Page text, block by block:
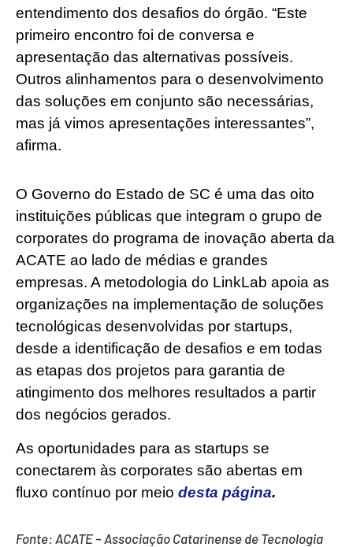
entendimento dos desafios do órgão. “Este
primeiro encontro foi de conversa e
apresentação das alternativas possíveis.
Outros alinhamentos para o desenvolvimento
das soluções em conjunto são necessárias,
mas já vimos apresentações interessantes”,
afirma.
O Governo do Estado de SC é uma das oito
instituições públicas que integram o grupo de
corporates do programa de inovação aberta da
ACATE ao lado de médias e grandes
empresas. A metodologia do LinkLab apoia as
organizações na implementação de soluções
tecnológicas desenvolvidas por startups,
desde a identificação de desafios e em todas
as etapas dos projetos para garantia de
atingimento dos melhores resultados a partir
dos negócios gerados.
As oportunidades para as startups se
conectarem às corporates são abertas em
fluxo contínuo por meio desta página.
Fonte: ACATE – Associação Catarinense de Tecnologia